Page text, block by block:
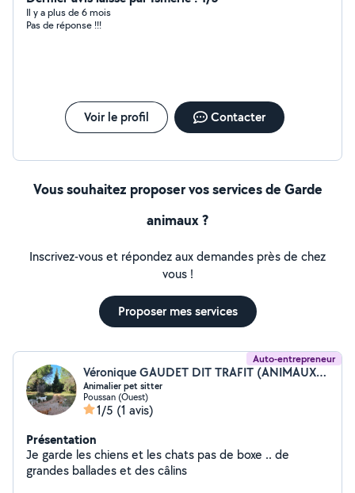
Il y a plus de 6 mois
Pas de réponse !!!
Voir le profil Contacter
Vous souhaitez proposer vos services de Garde
animaux ?
Inscrivez-vous et répondez aux demandes près de chez
vous !
Proposer mes services
Auto-entrepreneur
Véronique GAUDET DIT TRAFIT (ANIMAUX D'OC SERVICES)
Animalier pet sitter
Poussan (Ouest)
1/5 (1 avis)
Présentation
Je garde les chiens et les chats pas de boxe .. de
grandes ballades et des câlins